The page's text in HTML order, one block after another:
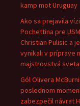
kamp mot Uruguay
Ako sa prejavila
Pochettina pre
Christian Pulisic a
vynikali v príprave
majstrovstvá sveta
Gól Olivera
poslednom
zabezpečil návrat